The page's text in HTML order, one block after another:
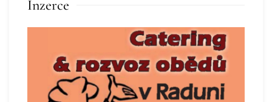
Inzerce